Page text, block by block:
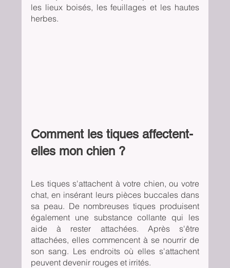
les lieux boisés, les feuillages et les hautes
herbes.
Comment les tiques affectent-
elles mon chien ?
Les tiques s'attachent à votre chien, ou votre
chat, en insérant leurs pièces buccales dans
sa peau. De nombreuses tiques produisent
également une substance collante qui les
aide à rester attachées. Après s'être
attachées, elles commencent à se nourrir de
son sang. Les endroits où elles s'attachent
peuvent devenir rouges et irrités.